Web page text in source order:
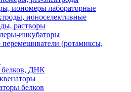
иономеры лабораторные
ионоселективные
растворы
инкубаторы
(ротамиксы,
белков, ДНК
белков